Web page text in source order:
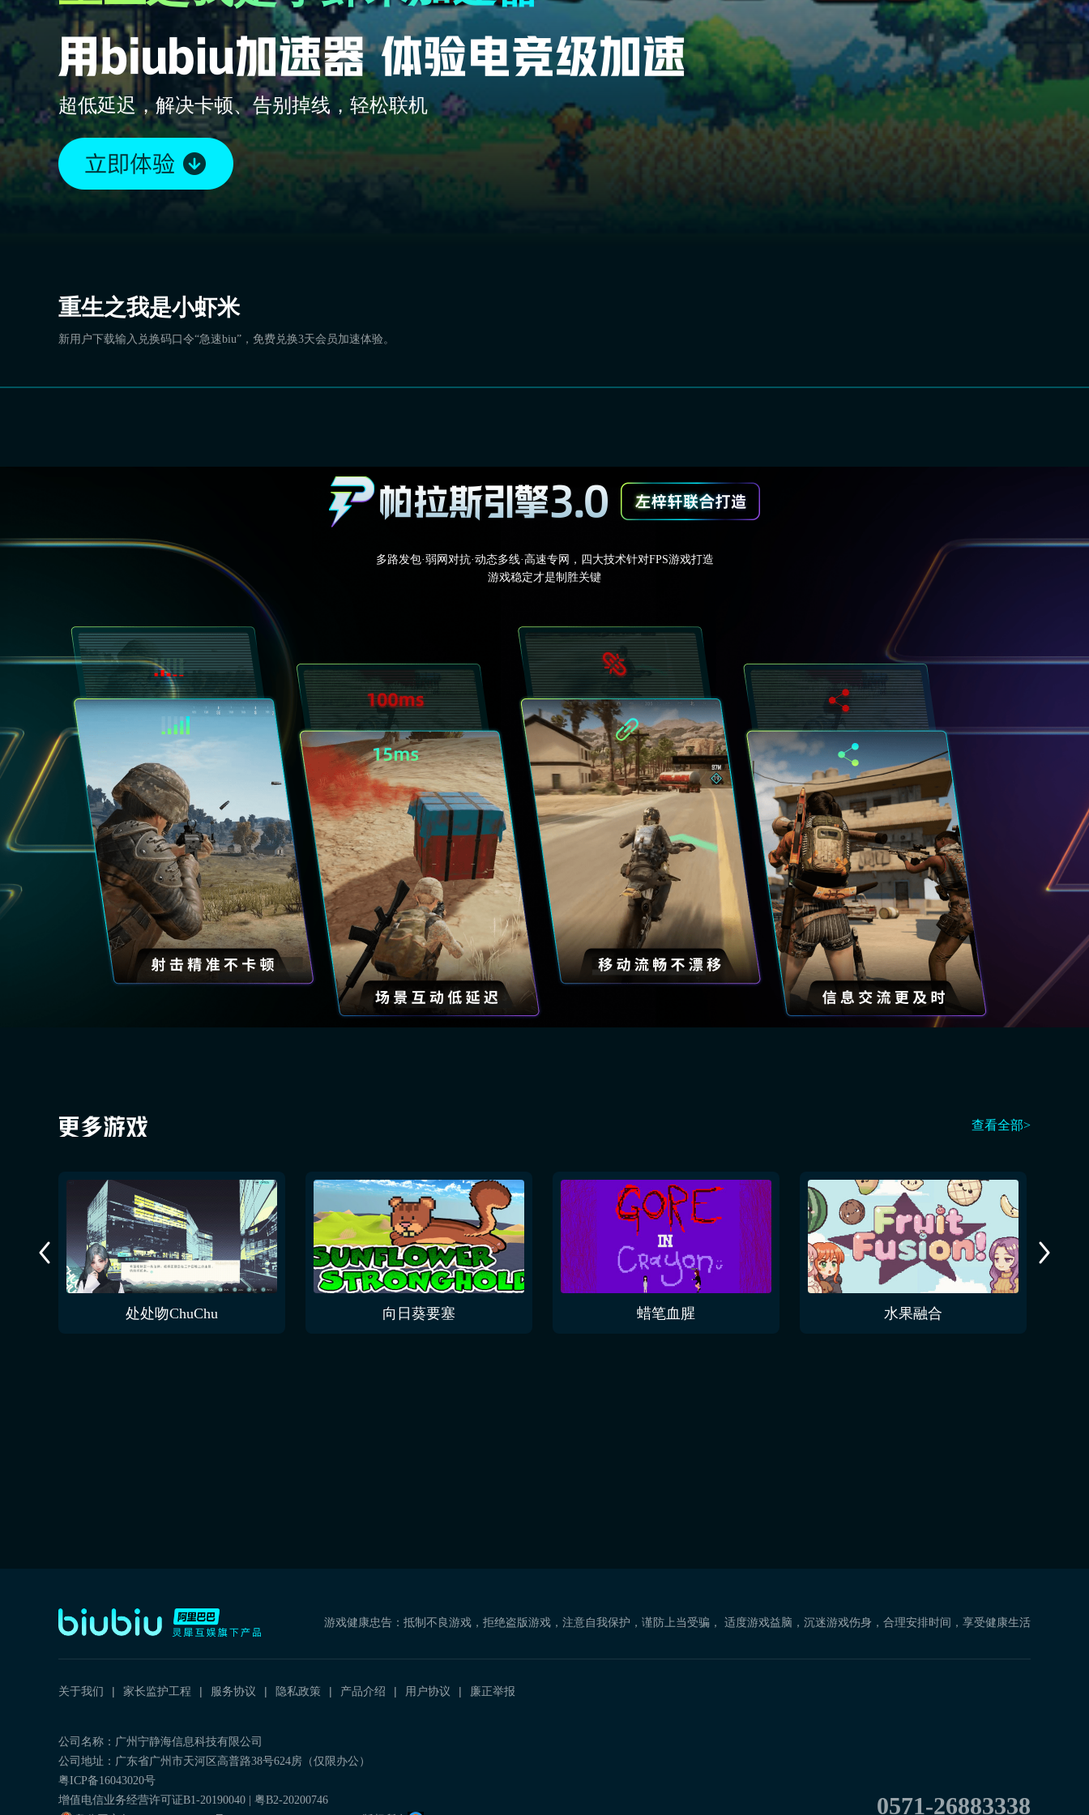
超低延迟，解决卡顿、告别掉线，轻松联机
重生之我是小虾米
新用户下载输入兑换码口令“急速biu”，免费兑换3天会员加速体验。
多路发包·弱网对抗·动态多线·高速专网，四大技术针对FPS游戏打造
游戏稳定才是制胜关键
查看全部>
处处吻ChuChu 向日葵要塞 蜡笔血腥 水果融合
游戏健康忠告：抵制不良游戏，拒绝盗版游戏，注意自我保护，谨防上当受骗， 适度游戏益脑，沉迷游戏伤身，合理安排时间，享受健康生活
关于我们 家长监护工程 服务协议 隐私政策 产品介绍 用户协议 廉正举报
公司名称：广州宁静海信息科技有限公司
公司地址：广东省广州市天河区高普路38号624房（仅限办公）
粤ICP备16043020号
增值电信业务经营许可证B1-20190040 | 粤B2-20200746
0571-26883338